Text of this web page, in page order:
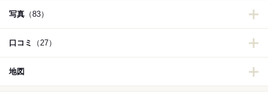
写真 （83）
口コミ （27）
地図